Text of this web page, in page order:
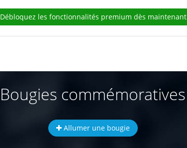
Débloquez les fonctionnalités premium dès maintenant
Bougies commémoratives
Allumer une bougie